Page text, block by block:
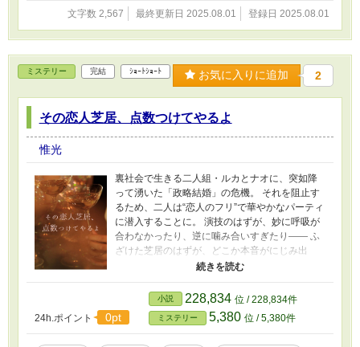
文字数 2,567 最終更新日 2025.08.01 登録日 2025.08.01
ミステリー 完結 ｼｮｰﾄｼｮｰﾄ お気に入りに追加 2
その恋人芝居、点数つけてやるよ
惟光
裏社会で生きる二人組・ルカとナオに、突如降
って湧いた「政略結婚」の危機。 それを阻止す
るため、二人は“恋人のフリ”で華やかなパーティ
に潜入することに。 演技のはずが、妙に呼吸が
合わなかったり、逆に噛み合いすぎたり―― ふ
ざけた芝居のはずが、どこか本音がにじみ出
る。 お前の“彼氏芝居”、点数つけてやるよ。 こ
その一夜は、彼らにとって“演技”だけでは終わら
なかった。 非BL・バディもの。“色気”と“信頼”の
火花が交差する、裏稼業の一夜。
24h.ポイント 0pt
小説 228,834 位 / 228,834件
ミステリー 5,380 位 / 5,380件